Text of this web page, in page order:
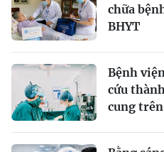
chữa
BHYT
Bệnh
cứu
cung trên